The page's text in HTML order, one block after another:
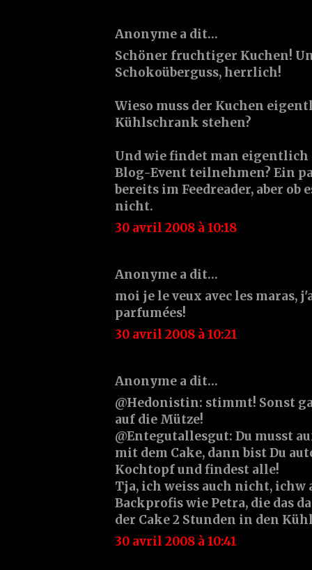
Anonyme a dit…
Schöner fruchtiger Kuchen!
Schokoüberguss, herrlich!
Wieso muss der Kuchen
Kühlschrank stehen?
Und wie findet man eigentlich
Blog-Event teilnehmen? Ein
bereits im Feedreader, aber ob
nicht.
30 avril 2008 à 10:18
Anonyme a dit…
moi je le veux avec les maras,
parfumées!
30 avril 2008 à 10:21
Anonyme a dit…
@Hedonistin: stimmt! Sonst
auf die Mütze!
@Entegutallesgut: Du musst
mit dem Cake, dann bist Du
Kochtopf und findest alle!
Tja, ich weiss auch nicht, ichw
Backprofis wie Petra, die das
der Cake 2 Stunden in den
30 avril 2008 à 10:41